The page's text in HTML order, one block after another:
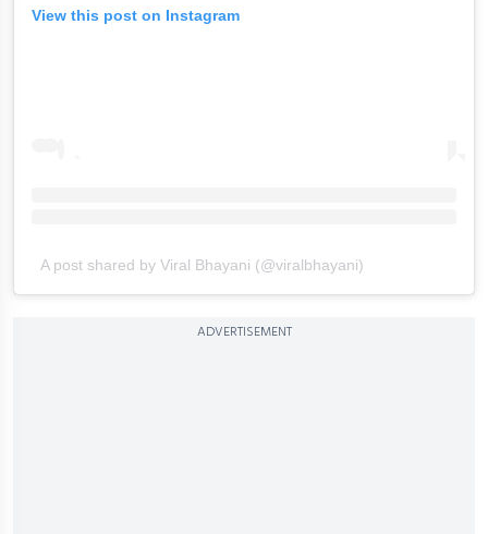
View this post on Instagram
A post shared by Viral Bhayani (@viralbhayani)
ADVERTISEMENT